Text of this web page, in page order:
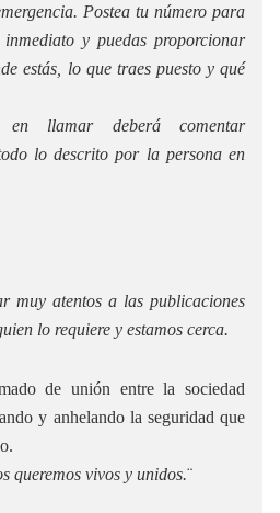
Postea tu número para
y puedas proporcionar
estás, lo que traes puesto y qué
llamar deberá comentar
lo descrito por la persona en
muy atentos a las publicaciones
lo requiere y estamos cerca.
de unión entre la sociedad
y anhelando la seguridad que
queremos vivos y unidos.¨